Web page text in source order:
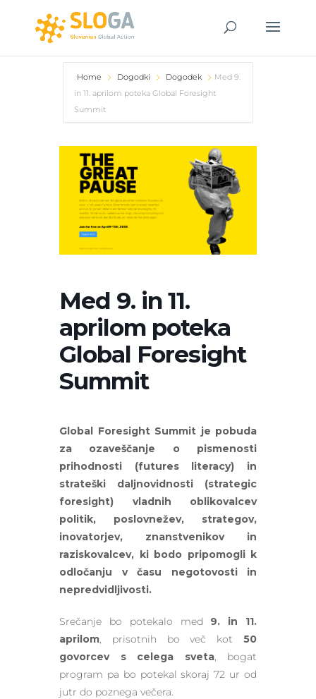
Home Dogodki Dogodek
Med 9.
in 11. aprilom poteka Global Foresight
Summit
Med 9. in 11.
aprilom poteka
Global Foresight
Summit
Global Foresight Summit je pobuda
za ozaveščanje o pismenosti
prihodnosti (futures literacy) in
strateški daljnovidnosti (strategic
foresight) vladnih oblikovalcev
politik, poslovnežev, strategov,
inovatorjev, znanstvenikov in
raziskovalcev, ki bodo pripomogli k
odločanju v času negotovosti in
nepredvidljivosti.
Srečanje bo potekalo med 9. in 11.
aprilom , prisotnih bo več kot 50
govorcev s celega sveta, bogat
program pa bo potekal skoraj 72 ur od
jutr do poznega večera.